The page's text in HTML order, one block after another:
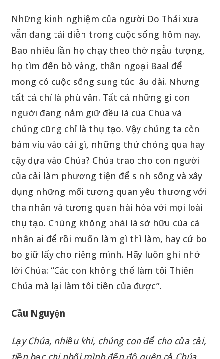
Những kinh nghiệm của người Do Thái xưa
vẫn đang tái diễn trong cuộc sống hôm nay.
Bao nhiêu lần họ chạy theo thờ ngẫu tượng,
họ tìm đến bò vàng, thần ngoại Baal để
mong có cuộc sống sung túc lâu dài. Nhưng
tất cả chỉ là phù vân. Tất cả những gì con
người đang nắm giữ đều là của Chúa và
chúng cũng chỉ là thụ tạo. Vậy chúng ta còn
bám víu vào cái gì, những thứ chóng qua hay
cậy dựa vào Chúa? Chúa trao cho con người
của cải làm phương tiện để sinh sống và xây
dụng những mối tương quan yêu thương với
tha nhân và tương quan hài hòa với mọi loài
thụ tạo. Chúng không phải là sở hữu của cá
nhân ai để rồi muốn làm gì thì làm, hay cứ bo
bo giữ lấy cho riêng mình. Hãy luôn ghi nhớ
lời Chúa: “Các con không thể làm tôi Thiên
Chúa mà lại làm tôi tiền của được”.
Cầu Nguyện
Lạy Chúa, nhiều khi, chúng con để cho của cải,
tiền bạc chi phối mình đến độ quên cả Chúa,